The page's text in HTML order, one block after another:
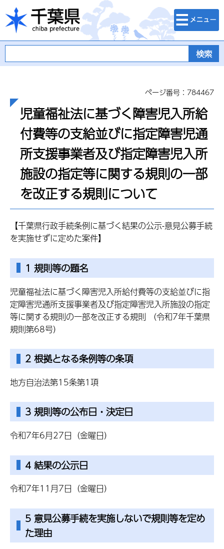
千葉県
検索・メニュ
ー
ページ番号：784467
児童福祉法に基づく障害児入所給
付費等の支給並びに指定障害児通
所支援事業者及び指定障害児入所
施設の指定等に関する規則の一部
を改正する規則について
【千葉県行政手続条例に基づく結果の公示-意見公募手続
を実施せずに定めた案件】
1 規則等の題名
児童福祉法に基づく障害児入所給付費等の支給並びに指
定障害児通所支援事業者及び指定障害児入所施設の指定
等に関する規則の一部を改正する規則 （令和7年千葉県
規則第68号）
2 根拠となる条例等の条項
地方自治法第15条第1項
3 規則等の公布日・決定日
令和7年6月27日（金曜日）
4 結果の公示日
令和7年11月7日（金曜日）
5 意見公募手続を実施しないで規則等を定め
た理由